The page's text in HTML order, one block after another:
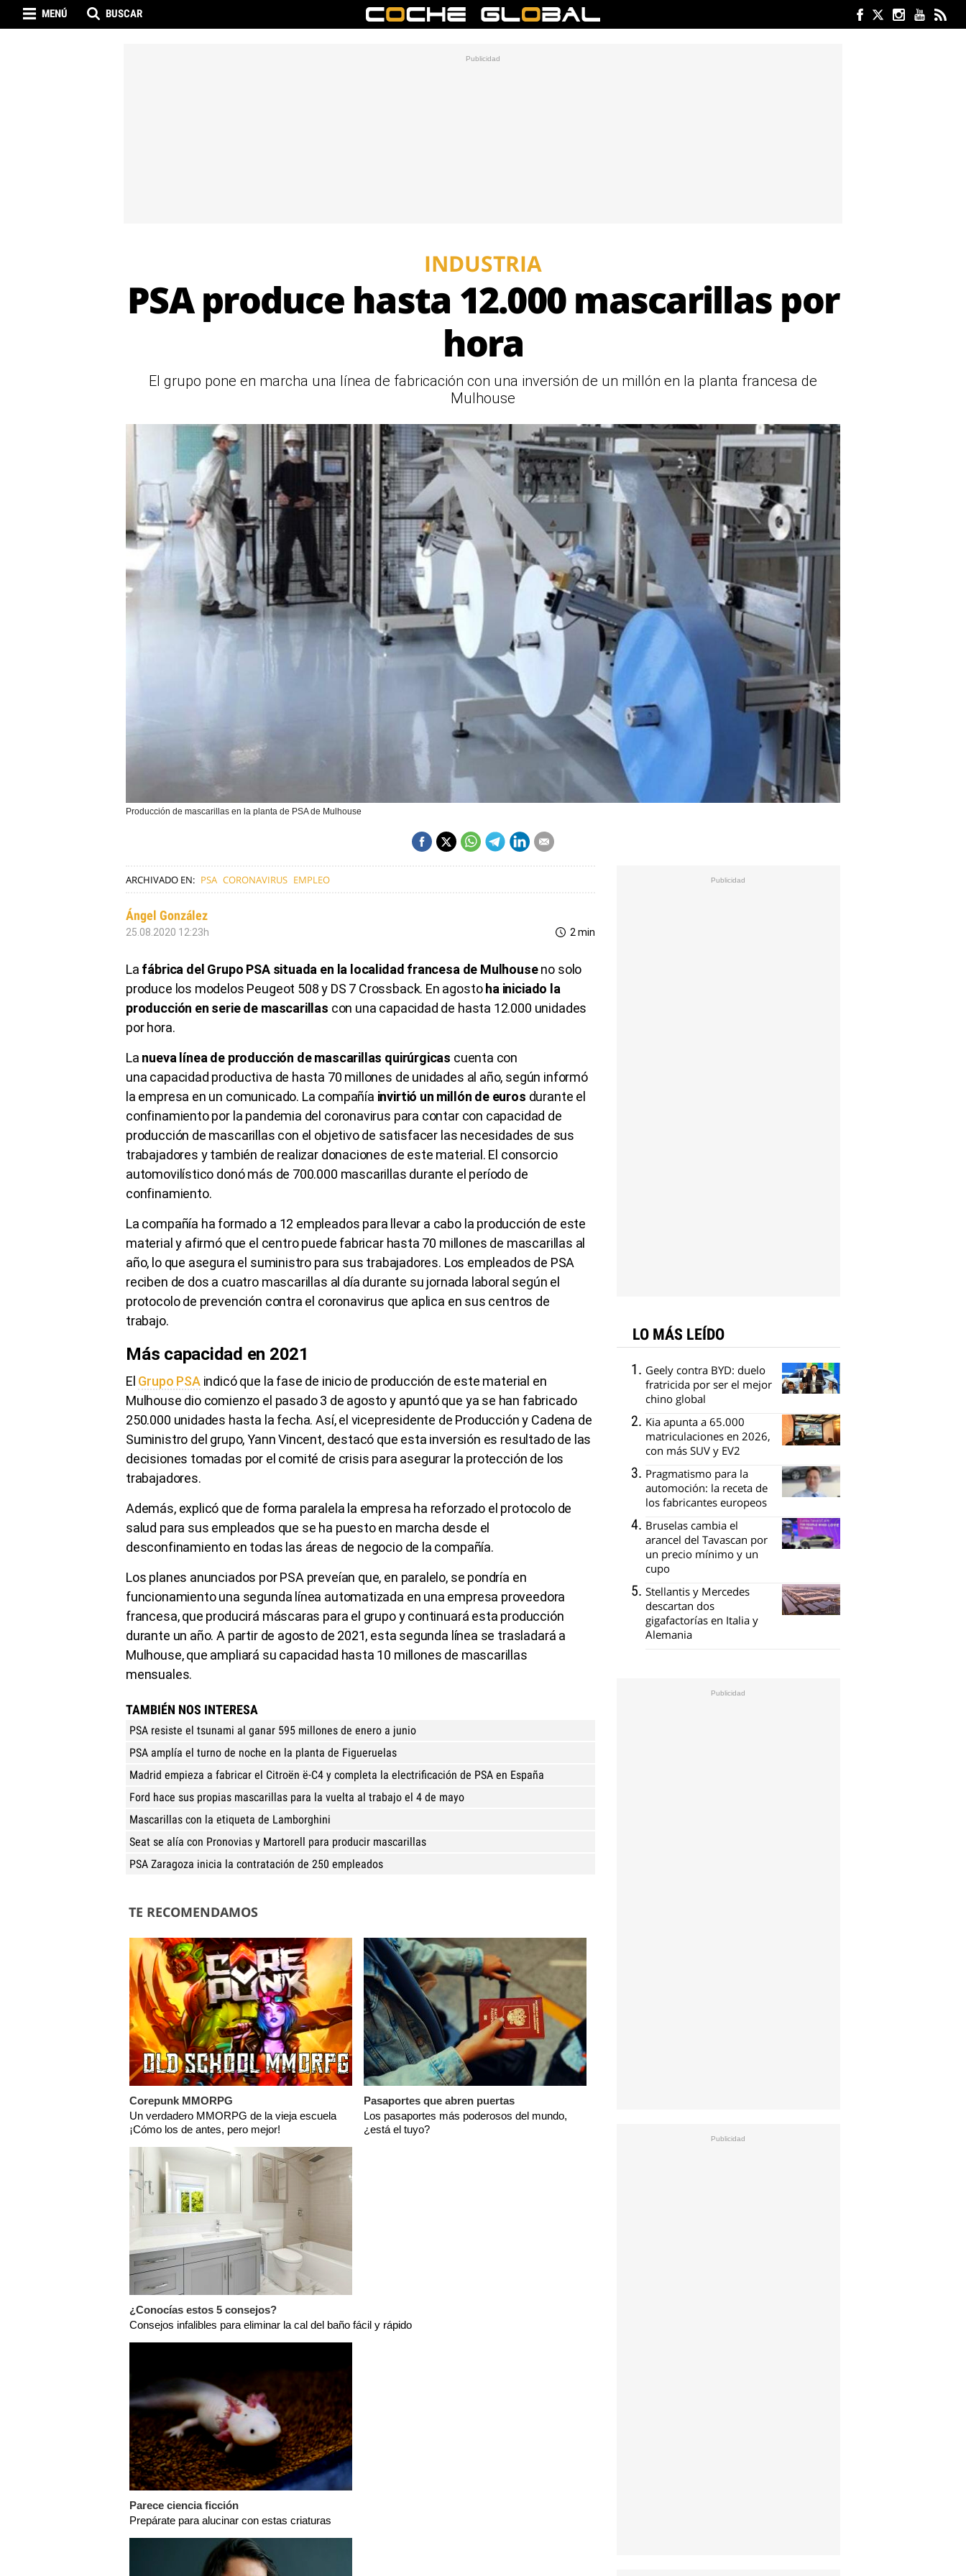
MENÚ BUSCAR
INDUSTRIA
PSA produce hasta 12.000 mascarillas por
hora
El grupo pone en marcha una línea de fabricación con una inversión de un millón en la planta francesa de
Mulhouse
Producción de mascarillas en la planta de PSA de Mulhouse
ARCHIVADO EN: PSA CORONAVIRUS EMPLEO
Ángel González
25.08.2020 12:23h 2 min
La fábrica del Grupo PSA situada en la localidad francesa de Mulhouseno solo
produce los modelos Peugeot 508 y DS 7 Crossback. En agostoha iniciado la
producción en serie de mascarillas con una capacidad de hasta 12.000 unidades
por hora.
La nueva línea de producción de mascarillas quirúrgicas cuenta con
una capacidad productiva de hasta 70 millones de unidades al año, según informó
la empresa en un comunicado. La compañía invirtió un millón de euros durante el
confinamiento por la pandemia del coronavirus para contar con capacidad de
producción de mascarillas con el objetivo de satisfacer las necesidades de sus
trabajadores y también de realizar donaciones de este material. El consorcio
automovilístico donó más de 700.000 mascarillas durante el período de
confinamiento.
La compañía ha formado a 12 empleados para llevar a cabo la producción de este
material y afirmó que el centro puede fabricar hasta 70 millones de mascarillas al
año, lo que asegura el suministro para sus trabajadores. Los empleados de PSA
reciben de dos a cuatro mascarillas al día durante su jornada laboral según el
protocolo de prevención contra el coronavirus que aplica en sus centros de
trabajo.
Más capacidad en 2021
El Grupo PSAindicó que la fase de inicio de producción de este material en
Mulhouse dio comienzo el pasado 3 de agosto y apuntó que ya se han fabricado
250.000 unidades hasta la fecha. Así, el vicepresidente de Producción y Cadena de
Suministro del grupo, Yann Vincent, destacó que esta inversión es resultado de las
decisiones tomadas por el comité de crisis para asegurar la protección de los
trabajadores.
Además, explicó que de forma paralela la empresa ha reforzado el protocolo de
salud para sus empleados que se ha puesto en marcha desde el
desconfinamiento en todas las áreas de negocio de la compañía.
Los planes anunciados por PSA preveían que, en paralelo, se pondría en
funcionamiento una segunda línea automatizada en una empresa proveedora
francesa, que producirá máscaras para el grupo y continuará esta producción
durante un año. A partir de agosto de 2021, esta segunda línea se trasladará a
Mulhouse, que ampliará su capacidad hasta 10 millones de mascarillas
mensuales.
TAMBIÉN NOS INTERESA
PSA resiste el tsunami al ganar 595 millones de enero a junio
PSA amplía el turno de noche en la planta de Figueruelas
Madrid empieza a fabricar el Citroën ë-C4 y completa la electrificación de PSA en España
Ford hace sus propias mascarillas para la vuelta al trabajo el 4 de mayo
Mascarillas con la etiqueta de Lamborghini
Seat se alía con Pronovias y Martorell para producir mascarillas
PSA Zaragoza inicia la contratación de 250 empleados
TE RECOMENDAMOS
Corepunk MMORPG
Un verdadero MMORPG de la vieja escuela
¡Cómo los de antes, pero mejor!
Pasaportes que abren puertas
Los pasaportes más poderosos del mundo,
¿está el tuyo?
¿Conocías estos 5 consejos?
Consejos infalibles para eliminar la cal del baño fácil y rápido
Parece ciencia ficción
Prepárate para alucinar con estas criaturas
LO MÁS LEÍDO
Geely contra BYD: duelo
fratricida por ser el mejor
chino global
Kia apunta a 65.000
matriculaciones en 2026,
con más SUV y EV2
Pragmatismo para la
automoción: la receta de
los fabricantes europeos
Bruselas cambia el
arancel del Tavascan por
un precio mínimo y un
cupo
Stellantis y Mercedes
descartan dos
gigafactorías en Italia y
Alemania